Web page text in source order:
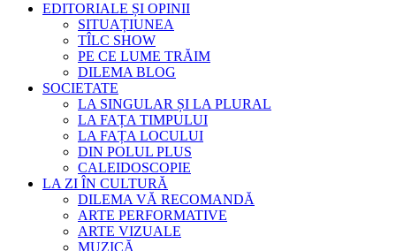
EDITORIALE ȘI OPINII
SITUAȚIUNEA
TÎLC SHOW
PE CE LUME TRĂIM
DILEMA BLOG
SOCIETATE
LA SINGULAR ȘI LA PLURAL
LA FAȚA TIMPULUI
LA FAȚA LOCULUI
DIN POLUL PLUS
CALEIDOSCOPIE
LA ZI ÎN CULTURĂ
DILEMA VĂ RECOMANDĂ
ARTE PERFORMATIVE
ARTE VIZUALE
MUZICĂ